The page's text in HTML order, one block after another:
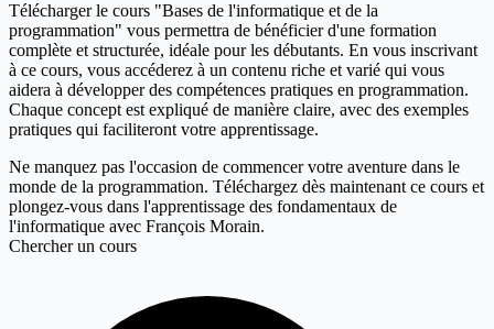
Télécharger le cours "Bases de l'informatique et de la
programmation" vous permettra de bénéficier d'une formation
complète et structurée, idéale pour les débutants. En vous inscrivant
à ce cours, vous accéderez à un contenu riche et varié qui vous
aidera à développer des compétences pratiques en programmation.
Chaque concept est expliqué de manière claire, avec des exemples
pratiques qui faciliteront votre apprentissage.
Ne manquez pas l'occasion de commencer votre aventure dans le
monde de la programmation. Téléchargez dès maintenant ce cours et
plongez-vous dans l'apprentissage des fondamentaux de
l'informatique avec François Morain.
Chercher un cours